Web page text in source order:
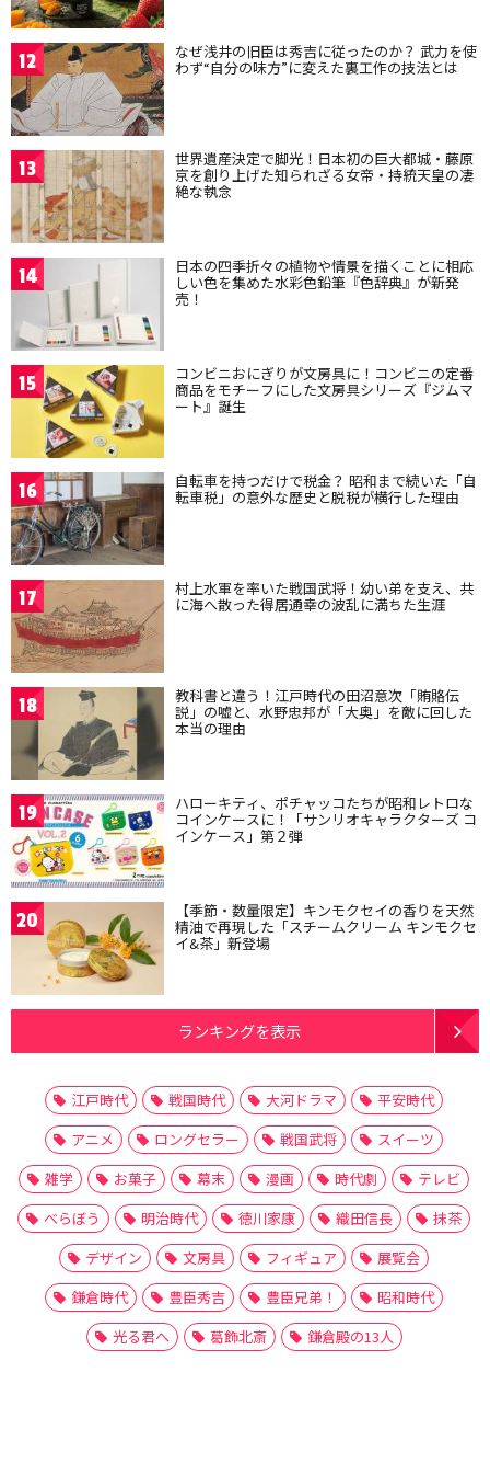
12 なぜ浅井の旧臣は秀吉に従ったのか？ 武力を使
わず“自分の味方”に変えた裏工作の技法とは
13 世界遺産決定で脚光！日本初の巨大都城・藤原
京を創り上げた知られざる女帝・持統天皇の凄
絶な執念
14 日本の四季折々の植物や情景を描くことに相応
しい色を集めた水彩色鉛筆『色辞典』が新発
売！
15 コンビニおにぎりが文房具に！コンビニの定番
商品をモチーフにした文房具シリーズ『ジムマ
ート』誕生
16 自転車を持つだけで税金？ 昭和まで続いた「自
転車税」の意外な歴史と脱税が横行した理由
17 村上水軍を率いた戦国武将！幼い弟を支え、共
に海へ散った得居通幸の波乱に満ちた生涯
18 教科書と違う！江戸時代の田沼意次「賄賂伝
説」の嘘と、水野忠邦が「大奥」を敵に回した
本当の理由
19 ハローキティ、ポチャッコたちが昭和レトロな
コインケースに！「サンリオキャラクターズ コ
インケース」第２弾
20 【季節・数量限定】キンモクセイの香りを天然
精油で再現した「スチームクリーム キンモクセ
イ&茶」新登場
ランキングを表示
江戸時代 戦国時代 大河ドラマ
平安時代
アニメ
ロングセラー 戦国武将
スイーツ
雑学
お菓子 幕末 漫画 時代劇
テレビ
べらぼう
明治時代 徳川家康 織田信長
抹茶
デザイン
文房具 フィギュア
展覧会
鎌倉時代
豊臣秀吉 豊臣兄弟！
昭和時代
光る君へ
葛飾北斎 鎌倉殿の13人